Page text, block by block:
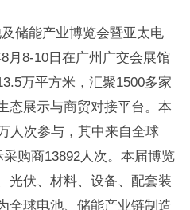
储能产业博览会暨亚太电
月8-10日在广州广交会展馆
万平方米，汇聚1500多家
态展示与商贸对接平台。本
人次参与，其中来自全球
购商13892人次。本届博览
光伏、材料、设备、配套装
全球电池、储能产业链制造